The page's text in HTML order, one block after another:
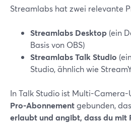
Streamlabs hat zwei relevante
Streamlabs Desktop (ein
Basis von OBS)
Streamlabs Talk Studio
Studio, ähnlich wie
In Talk Studio ist Multi-
Pro-Abonnementgebunden, das
erlaubt und angibt, dass du mit